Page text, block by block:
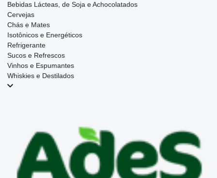
Bebidas Lácteas, de Soja e Achocolatados
Cervejas
Chás e Mates
Isotônicos e Energéticos
Refrigerante
Sucos e Refrescos
Vinhos e Espumantes
Whiskies e Destilados